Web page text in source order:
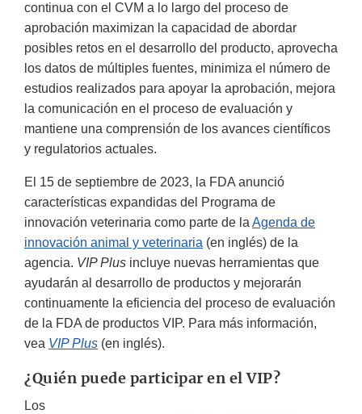
continua con el CVM a lo largo del proceso de
aprobación maximizan la capacidad de abordar
posibles retos en el desarrollo del producto, aprovecha
los datos de múltiples fuentes, minimiza el número de
estudios realizados para apoyar la aprobación, mejora
la comunicación en el proceso de evaluación y
mantiene una comprensión de los avances científicos
y regulatorios actuales.
El 15 de septiembre de 2023, la FDA anunció
características expandidas del Programa de
innovación veterinaria como parte de la Agenda de
innovación animal y veterinaria (en inglés) de la
agencia. VIP Plus incluye nuevas herramientas que
ayudarán al desarrollo de productos y mejorarán
continuamente la eficiencia del proceso de evaluación
de la FDA de productos VIP. Para más información,
vea VIP Plus (en inglés).
¿Quién puede participar en el VIP?
Los